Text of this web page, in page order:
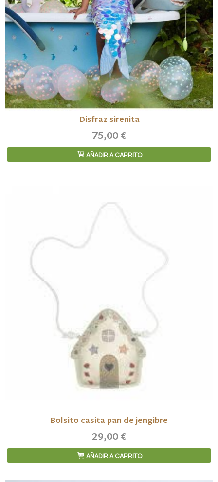
Disfraz sirenita
75,00 €
AÑADIR A CARRITO
Bolsito casita pan de jengibre
29,00 €
AÑADIR A CARRITO